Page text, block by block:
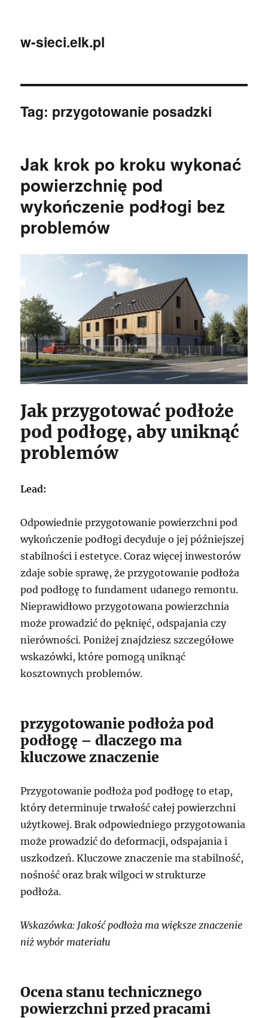
w-sieci.elk.pl
Tag: przygotowanie posadzki
Jak krok po kroku wykonać
powierzchnię pod
wykończenie podłogi bez
problemów
Jak przygotować podłoże
pod podłogę, aby uniknąć
problemów
Lead:
Odpowiednie przygotowanie powierzchni pod
wykończenie podłogi decyduje o jej późniejszej
stabilności i estetyce. Coraz więcej inwestorów
zdaje sobie sprawę, że przygotowanie podłoża
pod podłogę to fundament udanego remontu.
Nieprawidłowo przygotowana powierzchnia
może prowadzić do pęknięć, odspajania czy
nierówności. Poniżej znajdziesz szczegółowe
wskazówki, które pomogą uniknąć
kosztownych problemów.
przygotowanie podłoża pod
podłogę – dlaczego ma
kluczowe znaczenie
Przygotowanie podłoża pod podłogę to etap,
który determinuje trwałość całej powierzchni
użytkowej. Brak odpowiedniego przygotowania
może prowadzić do deformacji, odspajania i
uszkodzeń. Kluczowe znaczenie ma stabilność,
nośność oraz brak wilgoci w strukturze
podłoża.
Wskazówka: Jakość podłoża ma większe znaczenie
niż wybór materiału
Ocena stanu technicznego
powierzchni przed pracami